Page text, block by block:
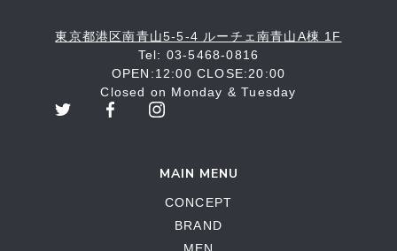
東京都港区南青山5-5-4 ルーチェ南青山A棟 1F
Tel: 03-5468-0816
OPEN:12:00 CLOSE:20:00
Closed on Monday & Tuesday
MAIN MENU
CONCEPT
BRAND
MEN